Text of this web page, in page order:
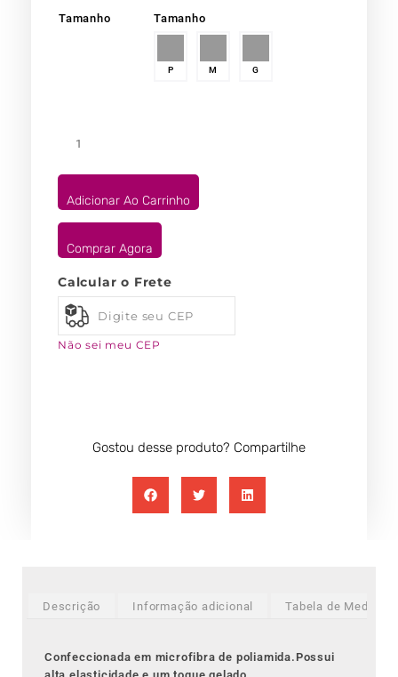
Tamanho Tamanho
P M G
Adicionar Ao Carrinho
Comprar Agora
Calcular o Frete
Não sei meu CEP
Gostou desse produto? Compartilhe
Descrição Informação adicional Tabela de Medidas
Confeccionada em microfibra de poliamida.Possui